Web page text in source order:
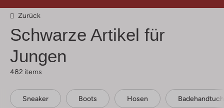
Zurück
Schwarze Artikel für
Jungen
482 items
Sneaker Boots Hosen Badehandtuch